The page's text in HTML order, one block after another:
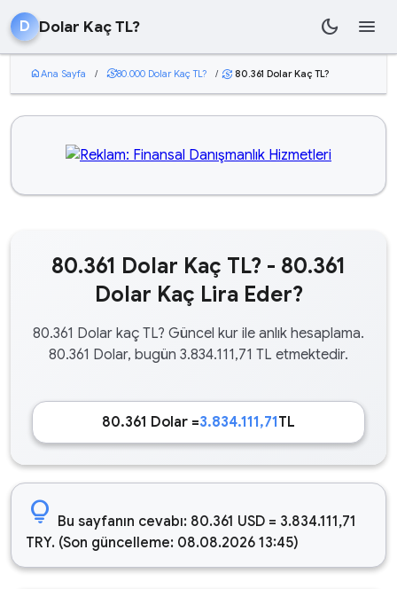
D Dolar Kaç TL? dark_mode menu
homeAna Sayfa / currency_exchange80.000 Dolar Kaç TL? / currency_exchange 80.361 Dolar Kaç TL?
80.361 Dolar Kaç TL? - 80.361
Dolar Kaç Lira Eder?
80.361 Dolar kaç TL? Güncel kur ile anlık hesaplama.
80.361 Dolar, bugün 3.834.111,71 TL etmektedir.
80.361 Dolar =3.834.111,71TL
lightbulb Bu sayfanın cevabı: 80.361 USD = 3.834.111,71
TRY. (Son güncelleme: 08.08.2026 13:45)